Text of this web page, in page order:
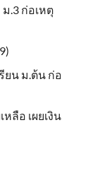
.3 ก่อเหตุ
ยน ม.ต้น ก่อ
ลือ เผยเงิน